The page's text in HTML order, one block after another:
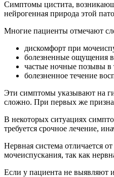
Симптомы цистита,
нейрогенная природа этой
Многие пациенты отмечают
дискомфорт при
болезненные ощущения
частые ночные позывы в
болезненное течение
Эти симптомы указывают на
сложно. При первых же
В некоторых ситуациях
требуется срочное лечение,
Нервная система отличается
мочеиспускания, так как
Если у пациента не выявляют